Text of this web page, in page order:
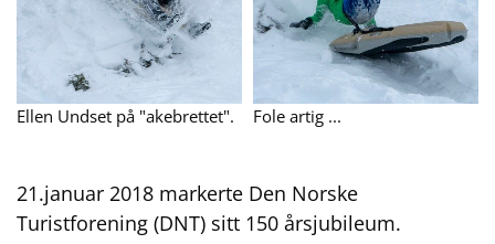
Ellen Undset på "akebrettet". Fole artig ...
21.januar 2018 markerte Den Norske
Turistforening (DNT) sitt 150 årsjubileum.